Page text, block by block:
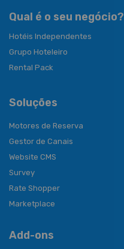
Qual é o seu negócio?
Hotéis Independentes
Grupo Hoteleiro
Rental Pack
Soluções
Motores de Reserva
Gestor de Canais
Website CMS
Survey
Rate Shopper
Marketplace
Add-ons